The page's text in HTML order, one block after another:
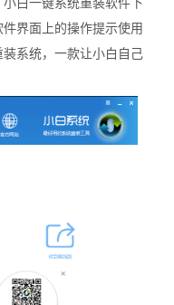
白一键系统重装软件下
界面上的操作提示使用
系统，一款让小白自己